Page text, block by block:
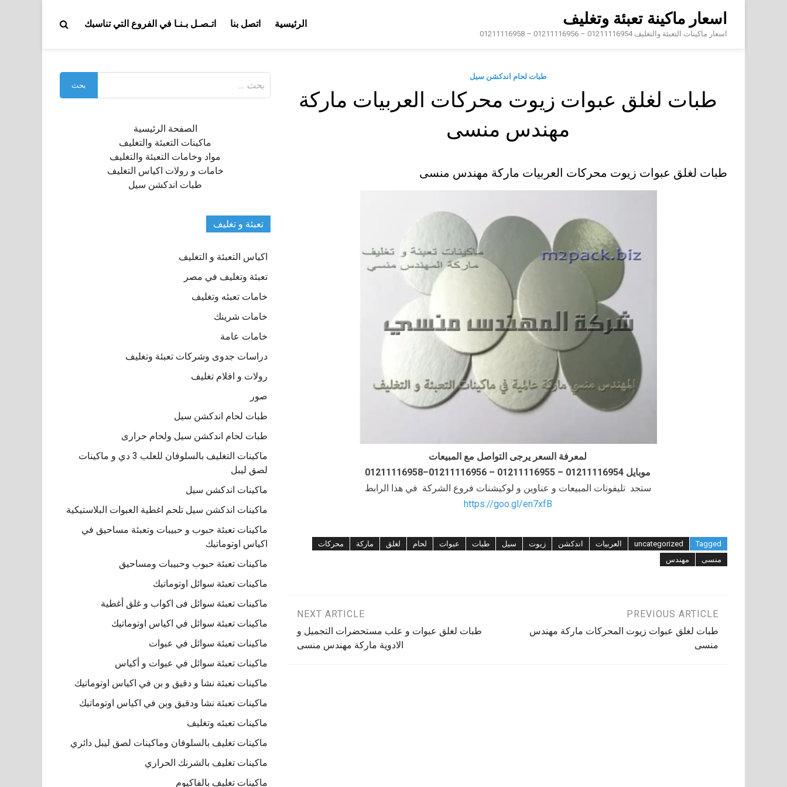
content
اسعار ماكينة تعبئة وتغليف
اسعار ماكينات التعبئة والتغليف 01211116954 – 01211116956 – 01211116958
الرئيسية اتصل بنا اتـصـل بـنـا في الفروع التي تناسبك
طبات لحام اندكشن سيل
طبات لغلق عبوات زيوت محركات العربيات ماركة
مهندس منسى
طبات لغلق عبوات زيوت محركات العربيات ماركة مهندس منسى
لمعرفة السعر يرجى التواصل مع المبيعات
موبايل 01211116954 – 01211116955 – 01211116956–01211116958
ستجد تليفونات المبيعات و عناوين و لوكيشنات فروع الشركة في هذا الرابط
https://goo.gl/en7xfB
Tagged
uncategorized العربيات اندكشن زيوت سيل طبات عبوات لحام لغلق ماركة
محركات
منسى
مهندس
تصفّح
المقالات
PREVIOUS ARTICLE
طبات لغلق عبوات زيوت المحركات ماركة مهندس
منسى
NEXT ARTICLE
طبات لغلق عبوات و علب مستحضرات التجميل و
الادوية ماركة مهندس منسى
عن:
الصفحة الرئيسية
ماكينات التعبئة والتغليف
مواد وخامات التعبئة والتغليف
خامات و رولات اكياس التغليف
طبات اندكشن سيل
تعبئة و تغليف
اكياس التعبئة و التغليف
تعبئة وتغليف في مصر
خامات تعبئه وتغليف
خامات شرينك
خامات عامة
دراسات جدوى وشركات تعبئة وتغليف
رولات و افلام تغليف
صور
طبات لحام اندكشن سيل
طبات لحام اندكشن سيل ولحام حرارى
ماكينات التغليف بالسلوفان للعلب 3 دي و ماكينات
لصق ليبل
ماكينات اندكشن سيل
ماكينات اندكشن سيل تلحم اغطية العبوات البلاستيكية
ماكينات تعبئة حبوب و حبيبات وتعبئة مساحيق في
اكياس اوتوماتيك
ماكينات تعبئة حبوب وحبيبات ومساحيق
ماكينات تعبئة سوائل اوتوماتيك
ماكينات تعبئة سوائل فى اكواب و غلق أغطية
ماكينات تعبئة سوائل في اكياس اوتوماتيك
ماكينات تعبئة سوائل في عبوات
ماكينات تعبئة سوائل في عبوات و أكياس
ماكينات تعبئة نشا و دقيق و بن في اكياس اوتوماتيك
ماكينات تعبئة نشا ودقيق وبن في اكياس اوتوماتيك
ماكينات تعبئه وتغليف
ماكينات تغليف بالسلوفان وماكينات لصق ليبل دائري
ماكينات تغليف بالشرنك الحراري
ماكينات تغليف بالفاكيوم